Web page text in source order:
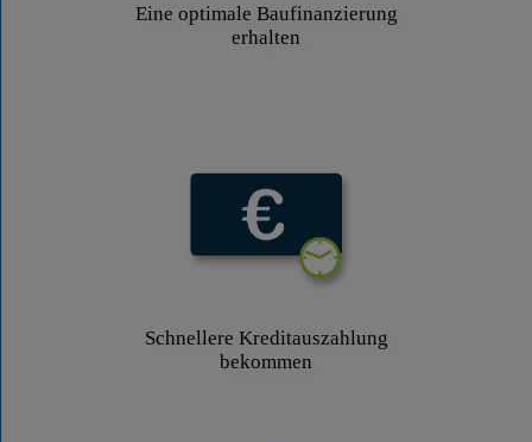
Eine optimale Baufinanzierung
erhalten
Schnellere Kreditauszahlung
bekommen